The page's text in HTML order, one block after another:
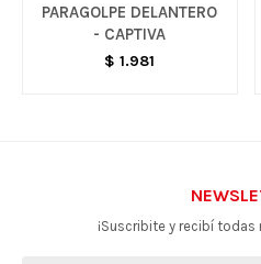
PARAGOLPE DELANTERO
- CAPTIVA
$ 1.981
¡Suscribite y recibí